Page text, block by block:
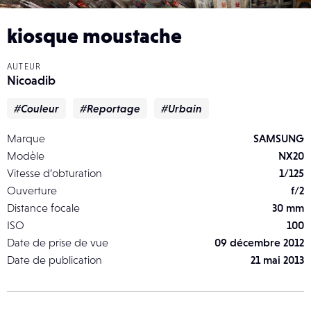
kiosque moustache
AUTEUR
Nicoadib
#Couleur #Reportage #Urbain
Marque
SAMSUNG
Modèle
NX20
Vitesse d’obturation
1/125
Ouverture
f/2
Distance focale
30 mm
ISO
100
Date de prise de vue
09 décembre 2012
Date de publication
21 mai 2013